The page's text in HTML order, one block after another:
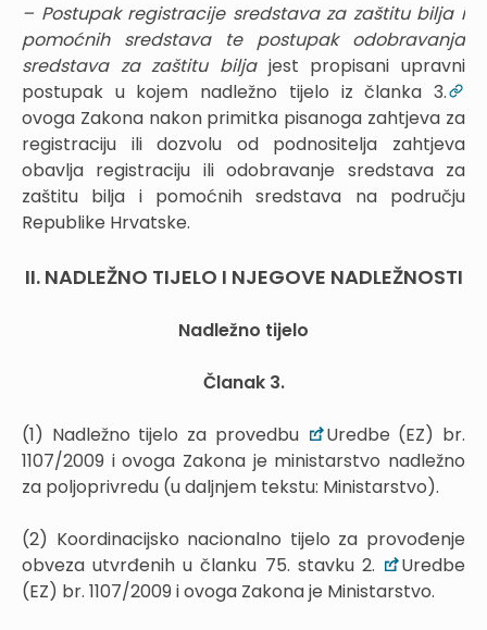
– Postupak registracije sredstava za zaštitu bilja i
pomoćnih sredstava te postupak odobravanja
sredstava za zaštitu biljajest propisani upravni
postupak u kojem nadležno tijelo iz članka 3.
ovoga Zakona nakon primitka pisanoga zahtjeva za
registraciju ili dozvolu od podnositelja zahtjeva
obavlja registraciju ili odobravanje sredstava za
zaštitu bilja i pomoćnih sredstava na području
Republike Hrvatske.
II. NADLEŽNO TIJELO I NJEGOVE NADLEŽNOSTI
Nadležno tijelo
Članak 3.
(1) Nadležno tijelo za provedbu
Uredbe (EZ) br.
1107/2009 i ovoga Zakona je ministarstvo nadležno
za poljoprivredu (u daljnjem tekstu: Ministarstvo).
(2) Koordinacijsko nacionalno tijelo za provođenje
obveza utvrđenih u članku 75. stavku 2.
Uredbe
(EZ) br. 1107/2009 i ovoga Zakona je Ministarstvo.